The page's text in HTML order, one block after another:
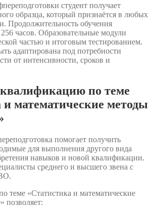
студент получает
образца, который признаётся в любых
Продолжительность обучения
часов. Образовательные модули
частью и итоговым тестированием.
адаптирована под потребности
от интенсивности, сроков и
по теме
и математические методы
помогает получить
для выполнения другого вида
навыков и новой квалификации.
среднего и высшего звена с
теме «Статистика и математические
позволяет: